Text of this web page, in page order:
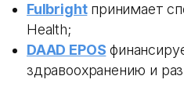
Fulbrightпринимает
Health;
DAAD EPOS
здравоохранению и